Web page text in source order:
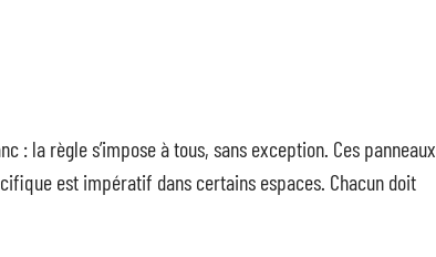
: la règle s’impose à tous, sans exception. Ces panneaux
est impératif dans certains espaces. Chacun doit